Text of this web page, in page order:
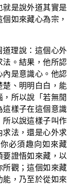
是說外道其實是
如來藏心為宗，
道理說：這個心外
法。結果，他所認
內是意識心。他認
、明明白白，能
所以說「若無閒
這樣子在這個意識
所以說這樣子叫作
求法，還是心外求
必須趣向如來藏
證悟如來藏，以
所觀；這個如來藏
，乃至於從如來